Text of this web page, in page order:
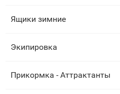
Ящики зимние
Экипировка
Прикормка - Аттрактанты